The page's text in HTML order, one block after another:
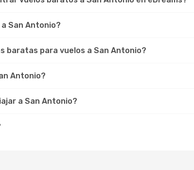
San Antonio?
baratas para vuelos a San Antonio?
Antonio?
a San Antonio?